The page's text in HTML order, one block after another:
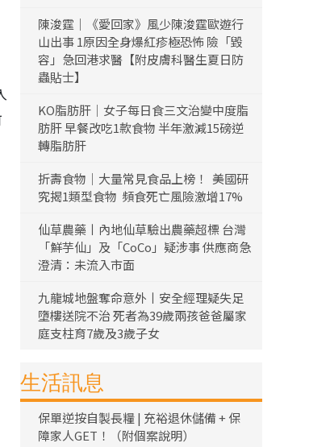
陳浚霆｜《愛回家》風少陳浚霆歐遊行
山出事 1原因全身爆紅疹極恐怖 險「毀
容」急回港求醫【附皮膚科醫生夏日防
蟲貼士】
KO脂肪肝｜女子每日食三文治變中度脂
肪肝 早餐改吃1款食物 半年激減15磅逆
轉脂肪肝
折壽食物｜大量常見食品上榜！ 美國研
究揭1類型食物 頻食死亡風險激增17%
仙草農藥丨內地仙草驗出農藥超標 台灣
「鮮芋仙」及「CoCo」疑涉事 供應商急
澄清：未流入市面
九龍城地盤奪命意外丨安全經理疑失足
墮樓送院不治 死者為39歲兩孩爸爸屬家
庭支柱育7歲及3歲子女
生活訊息
保單逆按自製長糧 | 充裕退休儲備 + 保
障家人GET！（附個案說明）